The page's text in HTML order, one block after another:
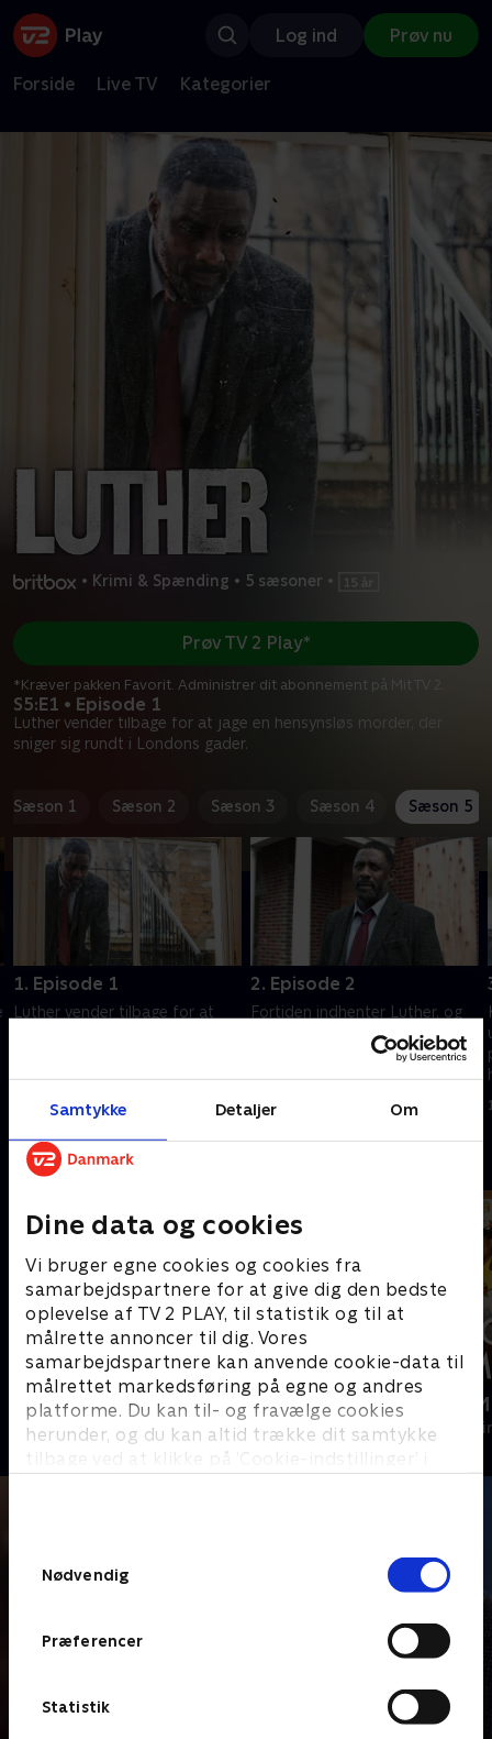
Samtykke Detaljer Om
Dine data og cookies
Vi bruger egne cookies og cookies fra
samarbejdspartnere for at give dig den bedste
oplevelse af TV 2 PLAY, til statistik og til at
målrette annoncer til dig. Vores
samarbejdspartnere kan anvende cookie-data til
målrettet markedsføring på egne og andres
platforme. Du kan til- og fravælge cookies
herunder, og du kan altid trække dit samtykke
tilbage ved at klikke på ’Cookie-indstillinger’ i
Nødvendig
Præferencer
Statistik
Log ind Prøv nu
Forside Live TV Kategorier
• Krimi & Spænding • 5 sæsoner •
S5:E1 • Episode 1
Luther vender tilbage for at jage en hensynsløs morder, der
sniger sig rundt i Londons gader.
Prøv TV 2 Play*
*Kræver pakken Favorit. Administrer dit abonnement på Mit TV 2.
Sæson 1 Sæson 2 Sæson 3 Sæson 4 Sæson 5
1. Episode 1
Luther vender tilbage for at
17. januar 2024 • 57 min
2. Episode 2
Fortiden indhenter Luther, og
Halliday kommer nærmere på
at afsløre, hvem morderen er.
17. januar 2024 • 56 min
Andre så også
En sag for Frost
Krimi & Spænding • 9 sæsoner
Mordene i
Krimi &